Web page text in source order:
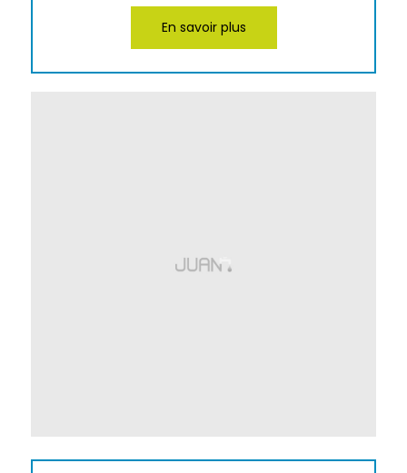
En savoir plus